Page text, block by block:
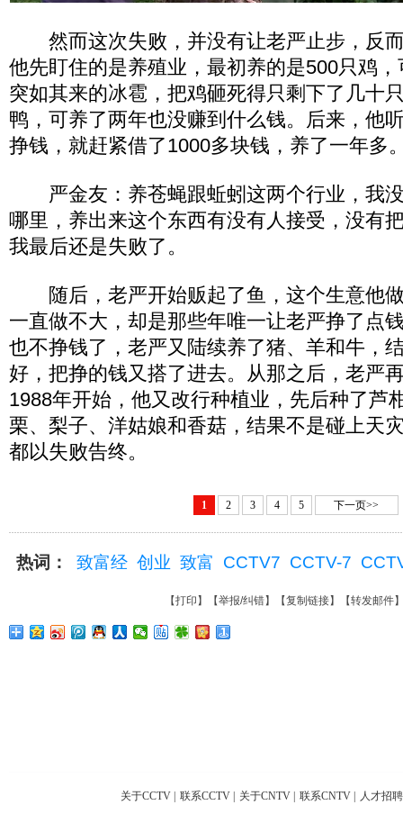
然而这次失败，并没有让老严止步，反
他先盯住的是养殖业，最初养的是500只鸡
突如其来的冰雹，把鸡砸死得只剩下了几十
鸭，可养了两年也没赚到什么钱。后来，他
挣钱，就赶紧借了1000多块钱，养了一年多
严金友：养苍蝇跟蚯蚓这两个行业，我
哪里，养出来这个东西有没有人接受，没有
我最后还是失败了。
随后，老严开始贩起了鱼，这个生意他
一直做不大，却是那些年唯一让老严挣了点
也不挣钱了，老严又陆续养了猪、羊和牛，
好，把挣的钱又搭了进去。从那之后，老严
1988年开始，他又改行种植业，先后种了芦
栗、梨子、洋姑娘和香菇，结果不是碰上天
都以失败告终。
1 2 3 4 5 下一页>>
热词： 致富经 创业 致富 CCTV7 CCTV-7
【打印 】【举报/纠错】【复制链接】【转发邮件
关于CCTV 联系CCTV 关于CNTV 联系CNTV 人才招聘